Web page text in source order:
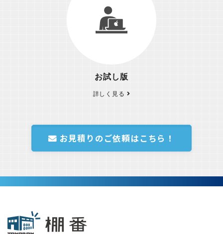
お試し版
詳しく見る
お⾒積りのご依頼はこちら！